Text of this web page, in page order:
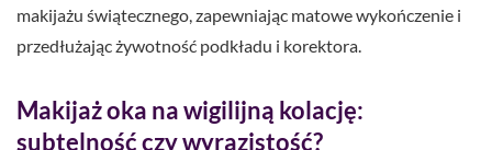
makijażu świątecznego, zapewniając matowe wykończenie i
przedłużając żywotność podkładu i korektora.
Makijaż oka na wigilijną kolację:
subtelność czy wyrazistość?